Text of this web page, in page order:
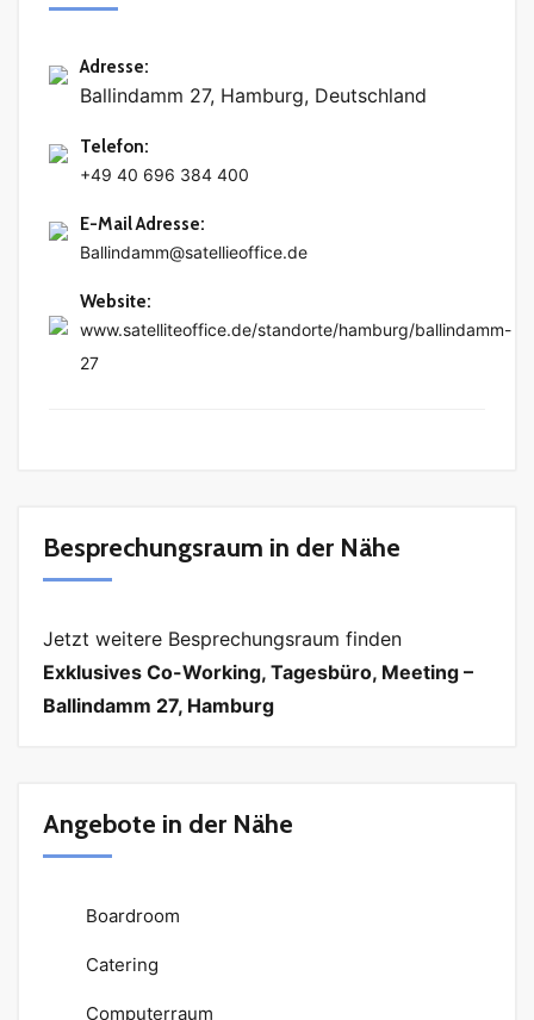
Adresse:
Ballindamm 27, Hamburg, Deutschland
Telefon:
+49 40 696 384 400
E-Mail Adresse:
Ballindamm@satellieoffice.de
Website:
www.satelliteoffice.de/standorte/hamburg/ballindamm-
27
Besprechungsraum in der Nähe
Jetzt weitere Besprechungsraum finden
Exklusives Co-Working, Tagesbüro, Meeting –
Ballindamm 27, Hamburg
Angebote in der Nähe
Boardroom
Catering
Computerraum